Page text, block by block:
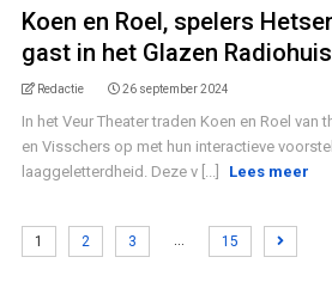
Koen en Roel, spelers
gast in het Glazen Radiohuis
Redactie 26 september 2024
In het Veur Theater traden Koen en Roel van
en Visschers op met hun interactieve
laaggeletterdheid. Deze v [...]
Lees meer
1 2 3 15